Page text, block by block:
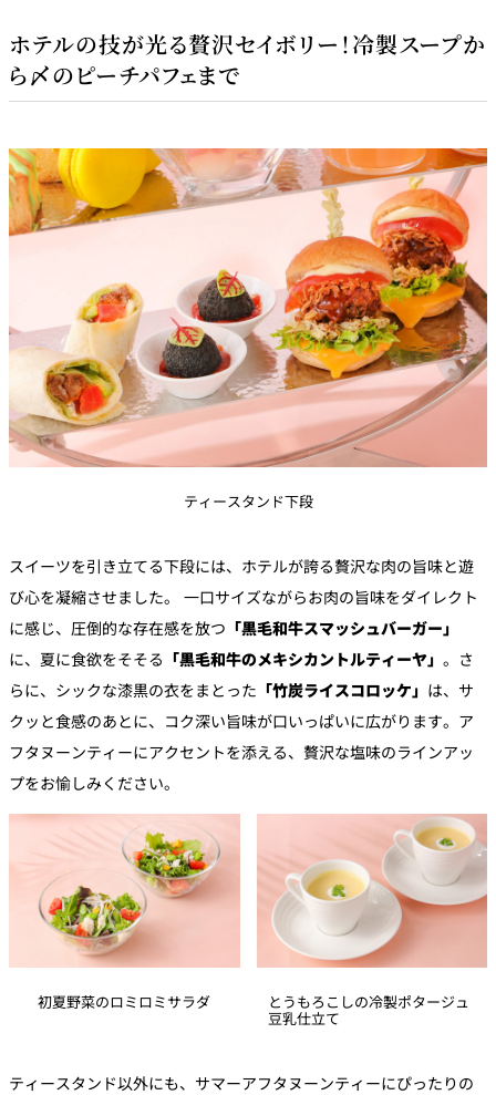
ホテルの技が光る贅沢セイボリー！冷製スープか
ら〆のピーチパフェまで
ティースタンド下段
スイーツを引き立てる下段には、ホテルが誇る贅沢な肉の旨味と遊
び心を凝縮させました。 一口サイズながらお肉の旨味をダイレクト
に感じ、圧倒的な存在感を放つ 「黒毛和牛スマッシュバーガー」
に、夏に食欲をそそる 「黒毛和牛のメキシカントルティーヤ」 。さ
らに、シックな漆黒の衣をまとった 「竹炭ライスコロッケ」 は、サ
クッと食感のあとに、コク深い旨味が口いっぱいに広がります。ア
フタヌーンティーにアクセントを添える、贅沢な塩味のラインアッ
プをお愉しみください。
初夏野菜のロミロミサラダ とうもろこしの冷製ポタージュ
豆乳仕立て
ティースタンド以外にも、サマーアフタヌーンティーにぴったりの